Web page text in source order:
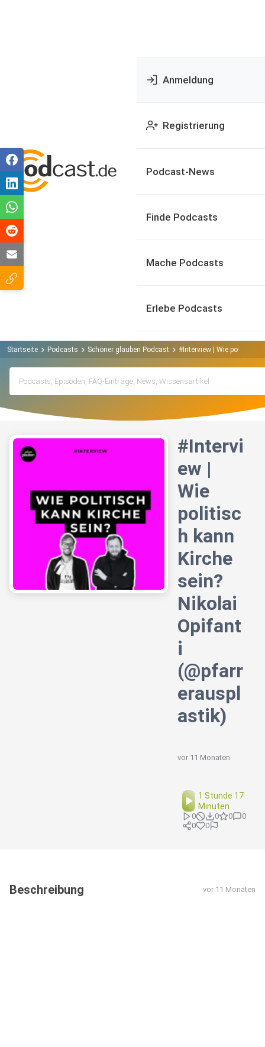
Anmeldung
Registrierung
Podcast-News
Finde Podcasts
Mache Podcasts
Erlebe Podcasts
Startseite Podcasts Schöner glauben Podcast #Interview | Wie politisch
#Intervi
ew |
Wie
politisc
h kann
Kirche
sein?
Nikolai
Opifant
i
(@pfarr
erauspl
astik)
vor 11 Monaten
1 Stunde 17
Minuten
0 0 0
0
0
0
Beschreibung vor 11 Monaten